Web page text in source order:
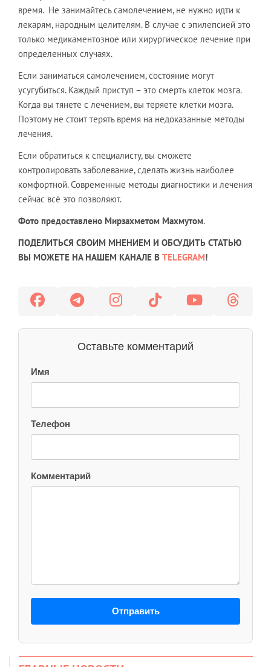
время. Не занимайтесь самолечением, не нужно идти к
лекарям, народным целителям. В случае с эпилепсией это
только медикаментозное или хирургическое лечение при
определенных случаях.
Если заниматься самолечением, состояние могут
усугубиться. Каждый приступ – это смерть клеток мозга.
Когда вы тянете с лечением, вы теряете клетки мозга.
Поэтому не стоит терять время на недоказанные методы
лечения.
Если обратиться к специалисту, вы сможете
контролировать заболевание, сделать жизнь наиболее
комфортной. Современные методы диагностики и лечения
сейчас всё это позволяют.
Фото предоставлено Мирзахметом Махмутом.
ПОДЕЛИТЬСЯ СВОИМ МНЕНИЕМ И ОБСУДИТЬ СТАТЬЮ
ВЫ МОЖЕТЕ НА НАШЕМ КАНАЛЕ В TELEGRAM!
Оставьте комментарий
Имя
Телефон
Комментарий
Отправить